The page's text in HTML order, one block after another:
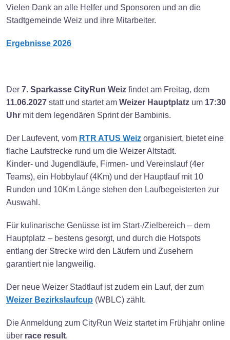
Vielen Dank an alle Helfer und Sponsoren und an die
Stadtgemeinde Weiz und ihre Mitarbeiter.
Ergebnisse 2026
Der 7. Sparkasse CityRun Weiz findet am Freitag, dem
11.06.2027 statt und startet am Weizer Hauptplatz um 17:30
Uhr mit dem legendären Sprint der Bambinis.
Der Laufevent, vom RTR ATUS Weiz organisiert, bietet eine
flache Laufstrecke rund um die Weizer Altstadt.
Kinder- und Jugendläufe, Firmen- und Vereinslauf (4er
Teams), ein Hobbylauf (4Km) und der Hauptlauf mit 10
Runden und 10Km Länge stehen den Laufbegeisterten zur
Auswahl.
Für kulinarische Genüsse ist im Start-/Zielbereich – dem
Hauptplatz – bestens gesorgt, und durch die Hotspots
entlang der Strecke wird den Läufern und Zusehern
garantiert nie langweilig.
Der neue Weizer Stadtlauf ist zudem ein Lauf, der zum
Weizer Bezirkslaufcup (WBLC) zählt.
Die Anmeldung zum CityRun Weiz startet im Frühjahr online
über race result.